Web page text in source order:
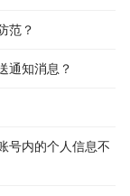
范？
通知消息？
号内的个人信息不